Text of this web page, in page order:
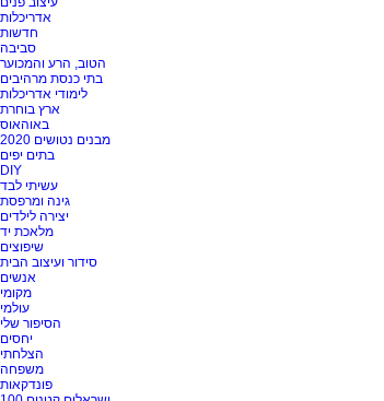
אדריכלות
חדשות
סביבה
הטוב, הרע והמכוער
בתי כנסת מרהיבים
לימודי אדריכלות
ארץ בוחרת
באוהאוס
מבנים נטושים 2020
בתים יפים
DIY
עשיתי לבד
גינה ומרפסת
יצירה לילדים
מלאכת יד
שיפוצים
סידור ועיצוב הבית
אנשים
מקומי
עולמי
הסיפור שלי
יחסים
הצלחתי
משפחה
פונדקאות